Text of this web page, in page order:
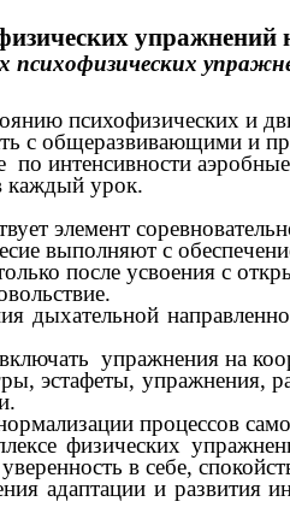
упражнений
психофизических
психофизических и
с общеразвивающими и
интенсивности
каждый урок.
элемент
выполняют с
после усвоения с
дыхательной
упражнения на
эстафеты, упражнения,
процессов
физических
в себе,
адаптации и развития